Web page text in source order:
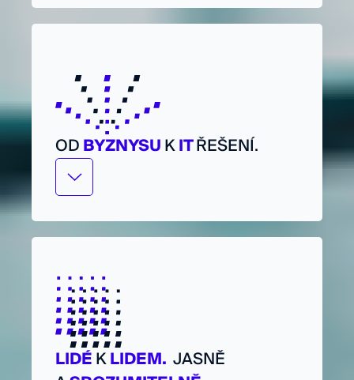
Podíváme se na vaši situaci v
smysluplný krok.
ODBYZNYSUKITŘEŠENÍ.
Potřebujete smysluplná IT řešení pro
váš byznys – ne jen další software?
Nejdřív porozumíme vašim potřebám.
Pak využijeme naše IT know-how k
dnešek ale i pro budoucnost.
LIDÉKLIDEM. JASNĚ